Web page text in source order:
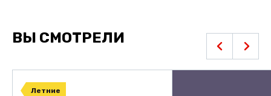
ВЫ СМОТРЕЛИ
Летние